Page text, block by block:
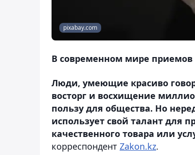
pixabay.com
В современном мире приемов
Люди, умеющие красиво
восторг и восхищение
пользу для общества. Но
использует свой талант для
качественного товара или
корреспондент Zakon.kz.